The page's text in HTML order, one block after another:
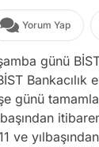
Yorum Yap
günü
Bankacılık
günü
ve